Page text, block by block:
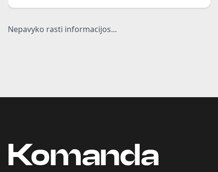
Nepavyko rasti informacijos...
Komanda